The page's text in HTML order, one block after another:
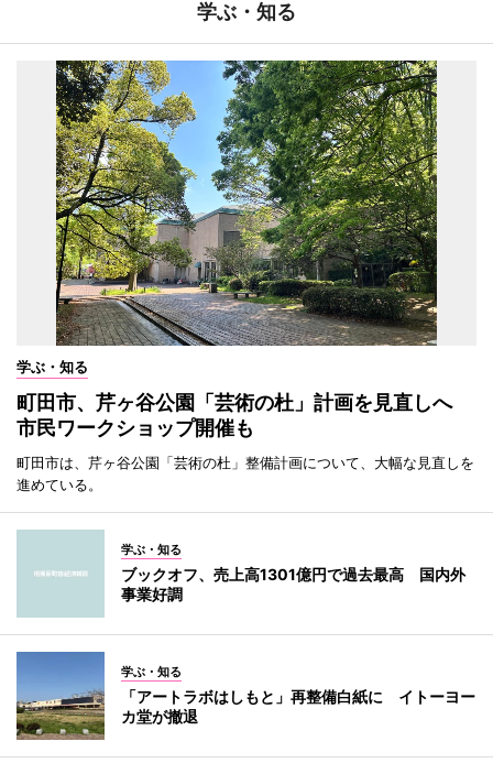
学ぶ・知る
学ぶ・知る
町田市、芹ヶ谷公園「芸術の杜」計画を見直しへ
市民ワークショップ開催も
町田市は、芹ヶ谷公園「芸術の杜」整備計画について、大幅な見直しを
進めている。
学ぶ・知る
ブックオフ、売上高1301億円で過去最高 国内外
事業好調
学ぶ・知る
「アートラボはしもと」再整備白紙に イトーヨー
カ堂が撤退